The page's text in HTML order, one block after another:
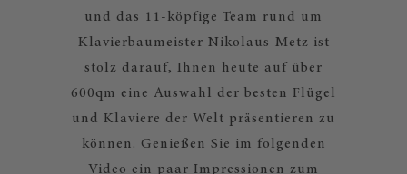
und das 11-köpfige Team rund um
Klavierbaumeister Nikolaus Metz ist
stolz darauf, Ihnen heute auf über
600qm eine Auswahl der besten Flügel
und Klaviere der Welt präsentieren zu
können. Genießen Sie im folgenden
Video ein paar Impressionen zum